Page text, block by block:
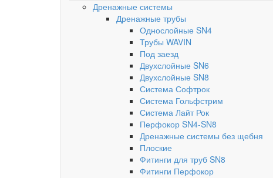
Дренажные системы
Дренажные трубы
Однослойные SN4
Трубы WAVIN
Под заезд
Двухслойные SN6
Двухслойные SN8
Система Софтрок
Система Гольфстрим
Система Лайт Рок
Перфокор SN4-SN8
Дренажные системы без щебня
Плоские
Фитинги для труб SN8
Фитинги Перфокор